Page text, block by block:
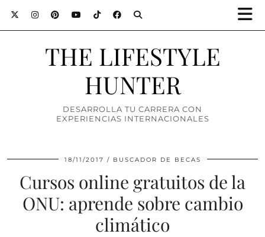
THE LIFESTYLE
HUNTER
DESARROLLA TU CARRERA CON
EXPERIENCIAS INTERNACIONALES
18/11/2017 BUSCADOR DE BECAS
Cursos online gratuitos de la
ONU: aprende sobre cambio
climático